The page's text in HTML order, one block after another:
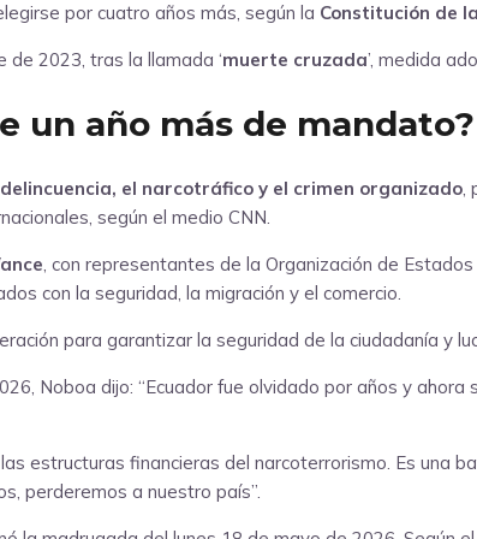
por cuatro años más, según la Constitución de
2023, tras la llamada ‘muerte cruzada’, medida
un año más de mandato?
el narcotráfico y el crimen organizado
según el medio CNN.
, con representantes de la Organización de
con la seguridad, la migración y el comercio.
para garantizar la seguridad de la ciudadanía y
Noboa dijo: “Ecuador fue olvidado por años y
estructuras financieras del narcoterrorismo. Es una
perderemos a nuestro país”.